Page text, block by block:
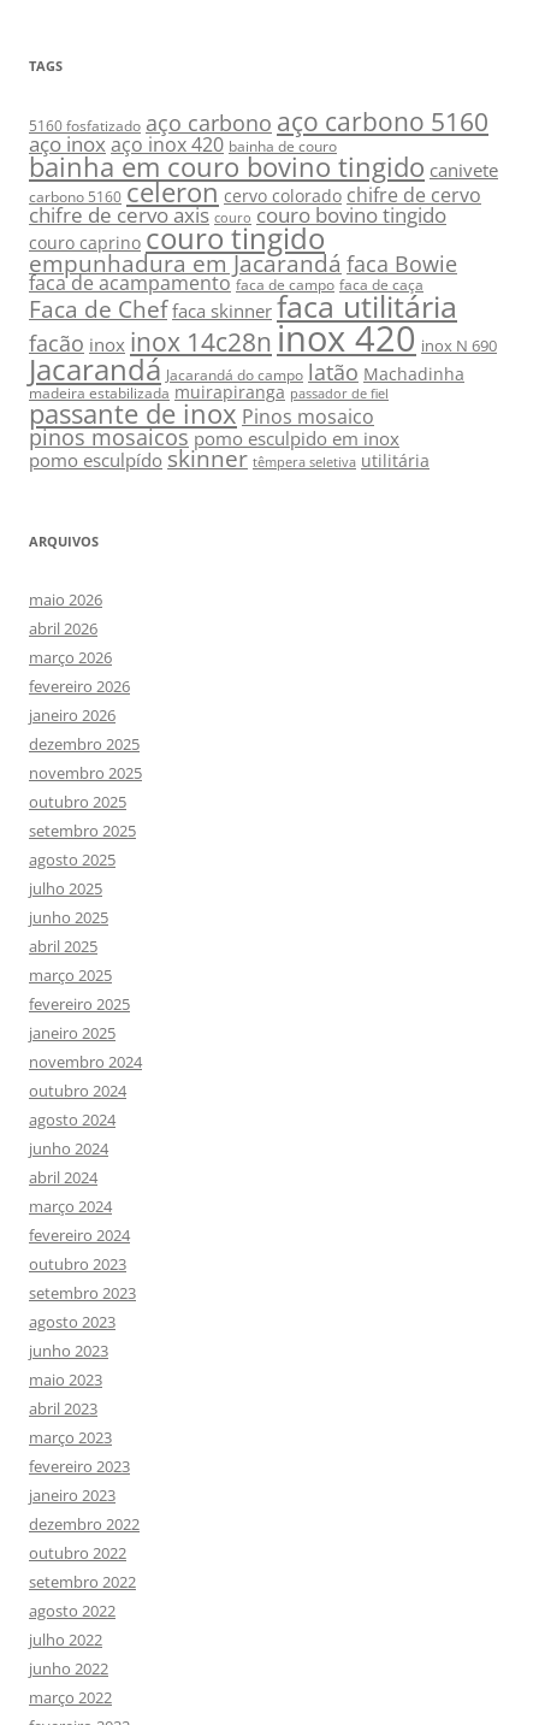
TAGS
5160 fosfatizado aço carbono aço carbono 5160
aço inoxaço inox 420 bainha de couro
bainha em couro bovino tingido canivete
carbono 5160 celeron cervo colorado chifre de cervo
chifre de cervo axis couro couro bovino tingido
couro caprino couro tingido
empunhadura em Jacarandá faca Bowie
faca de acampamento faca de campo faca de caça
Faca de Chef faca skinner faca utilitária
facão inox inox 14c28ninox 420 inox N 690
Jacarandá Jacarandá do campo latão Machadinha
madeira estabilizada muirapiranga passador de fiel
passante de inox Pinos mosaico
pinos mosaicos pomo esculpido em inox
pomo esculpído skinner têmpera seletiva utilitária
ARQUIVOS
maio 2026
abril 2026
março 2026
fevereiro 2026
janeiro 2026
dezembro 2025
novembro 2025
outubro 2025
setembro 2025
agosto 2025
julho 2025
junho 2025
abril 2025
março 2025
fevereiro 2025
janeiro 2025
novembro 2024
outubro 2024
agosto 2024
junho 2024
abril 2024
março 2024
fevereiro 2024
outubro 2023
setembro 2023
agosto 2023
junho 2023
maio 2023
abril 2023
março 2023
fevereiro 2023
janeiro 2023
dezembro 2022
outubro 2022
setembro 2022
agosto 2022
julho 2022
junho 2022
março 2022